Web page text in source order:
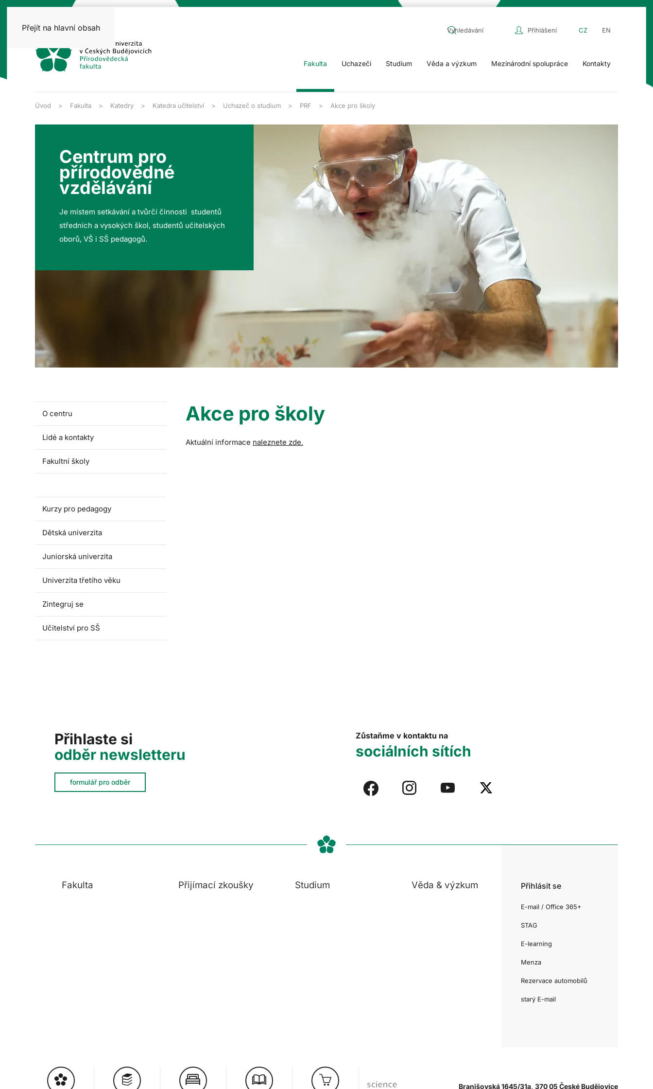
Přejít na hlavní obsah Přihlášení CZ EN
Fakulta Uchazeči Studium Věda a výzkum Mezinárodní spolupráce Kontakty
Úvod Fakulta Katedry Katedra učitelství Uchazeč o studium PRF Akce pro školy
Centrum pro
přírodovědné
vzdělávání
Je místem setkávání a tvůrčí činnosti studentů
středních a vysokých škol, studentů učitelských
oborů, VŠ i SŠ pedagogů.
O centru
Lidé a kontakty
Fakultní školy
Kurzy pro pedagogy
Dětská univerzita
Juniorská univerzita
Univerzita třetího věku
Zintegruj se
Učitelství pro SŠ
Akce pro školy
Aktuální informace naleznete zde.
Přihlaste si
odběr newsletteru
formulář pro odběr
Zůstaňme v kontaktu na
sociálních sítích
Fakulta Přijímací zkoušky Studium Věda & výzkum Přihlásit se
E-mail / Office 365+
STAG
E-learning
Menza
Rezervace automobilů
starý E-mail
Branišovská 1645/31a, 370 05 České Budějovice